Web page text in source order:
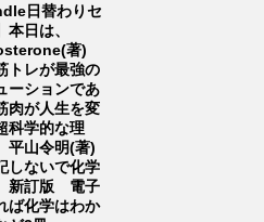
日替わりセ
本日は、
著)
トレが最強の
ーションであ
が人生を変
科学的な理
平山令明(著)
しないで化学
新訂版 電子
ば化学はわか